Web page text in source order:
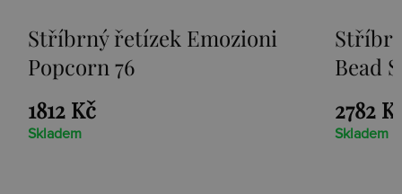
Stříbrný řetízek Emozioni
Bead Silver Rose 76
2782 Kč
Skladem